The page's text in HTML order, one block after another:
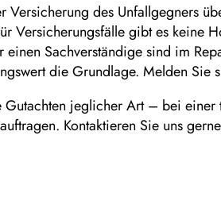
des Unfallgegners
Versicherungsfälle gibt es keine
Sachverständige sind im
die Grundlage. Melden Sie
jeglicher Art – bei einer
Kontaktieren Sie uns